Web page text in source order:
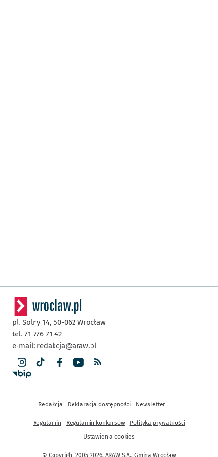
pl. Solny 14, 50-062 Wrocław
tel. 71 776 71 42
e-mail: redakcja@araw.pl
© Copyright 2005-2026, ARAW S.A., Gmina Wrocław
Inne informacje
Redakcja Deklaracja dostępności Newsletter
Regulamin Regulamin konkursów
Polityka prywatności
Ustawienia cookies